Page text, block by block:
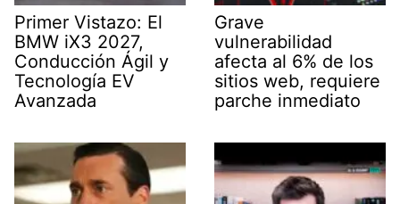
Primer Vistazo: El
BMW iX3 2027,
Conducción Ágil y
Tecnología EV
Avanzada
Grave
vulnerabilidad
afecta al 6% de los
sitios web, requiere
parche inmediato